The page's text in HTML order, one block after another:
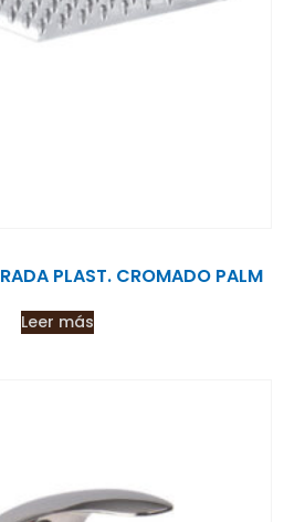
PLAST. CROMADO PALM
Leer más